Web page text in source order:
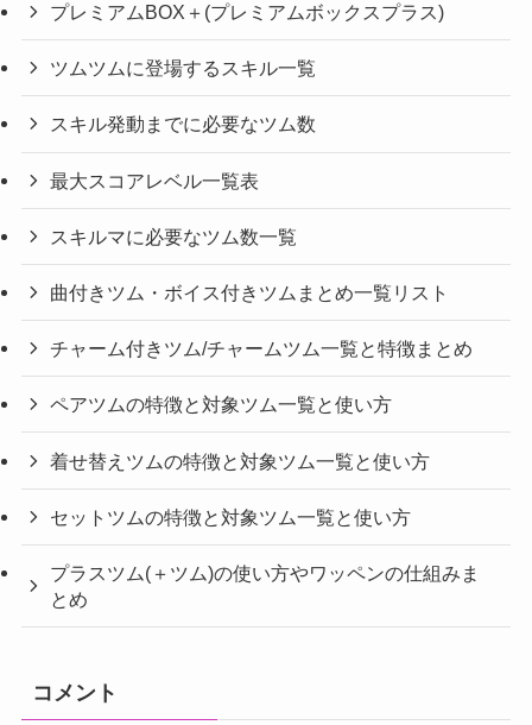
プレミアムBOX＋(プレミアムボックスプラス)
ツムツムに登場するスキル一覧
スキル発動までに必要なツム数
最大スコアレベル一覧表
スキルマに必要なツム数一覧
曲付きツム・ボイス付きツムまとめ一覧リスト
チャーム付きツム/チャームツム一覧と特徴まとめ
ペアツムの特徴と対象ツム一覧と使い方
着せ替えツムの特徴と対象ツム一覧と使い方
セットツムの特徴と対象ツム一覧と使い方
プラスツム(＋ツム)の使い方やワッペンの仕組みま
とめ
コメント